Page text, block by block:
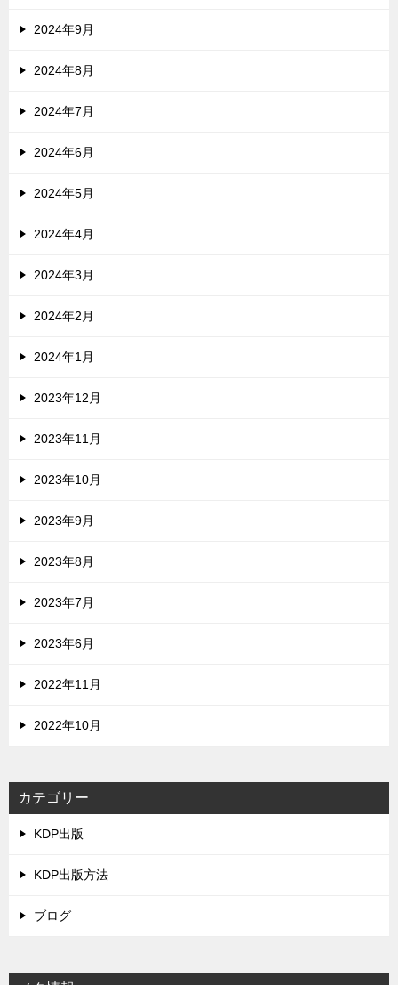
2024年9月
2024年8月
2024年7月
2024年6月
2024年5月
2024年4月
2024年3月
2024年2月
2024年1月
2023年12月
2023年11月
2023年10月
2023年9月
2023年8月
2023年7月
2023年6月
2022年11月
2022年10月
カテゴリー
KDP出版
KDP出版方法
ブログ